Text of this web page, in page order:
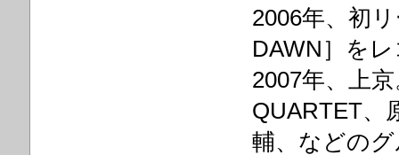
2006年、初
DAWN］を
2007年、上
QUARTET、
輔、などの